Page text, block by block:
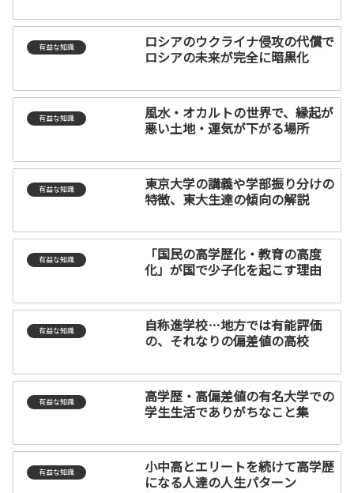
有益な知識
ロシアのウクライナ侵攻の代償で
ロシアの未来が完全に暗黒化
有益な知識
風水・オカルトの世界で、縁起が
悪い土地・運気が下がる場所
有益な知識
東京大学の講義や学部振り分けの
特徴、東大生達の傾向の解説
有益な知識
「国民の高学歴化・教育の高度
化」が国で少子化を起こす理由
有益な知識
自称進学校…地方では有能評価
の、それなりの偏差値の高校
有益な知識
高学歴・高偏差値の有名大学での
学生生活でありがちなこと集
有益な知識
小中高とエリートを続けて高学歴
になる人達の人生パターン